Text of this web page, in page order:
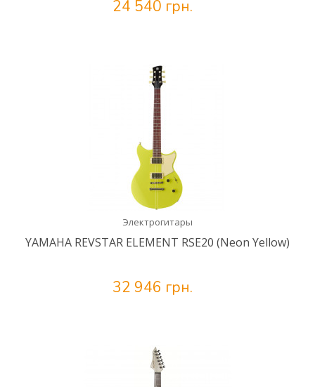
24 540 грн.
Электрогитары
YAMAHA REVSTAR ELEMENT RSE20 (Neon Yellow)
32 946 грн.